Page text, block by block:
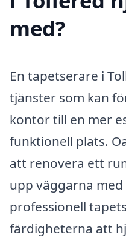
med?
En tapetserare i
tjänster som kan
kontor till en mer
funktionell plats.
att renovera ett
upp väggarna
professionell
färdigheterna att